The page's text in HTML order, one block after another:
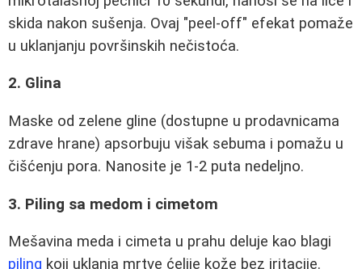
skida nakon sušenja. Ovaj "peel-off" efekat pomaže
u uklanjanju površinskih nečistoća.
2. Glina
Maske od zelene gline (dostupne u prodavnicama
zdrave hrane) apsorbuju višak sebuma i pomažu u
čišćenju pora. Nanosite je 1-2 puta nedeljno.
3. Piling sa medom i cimetom
Mešavina meda i cimeta u prahu deluje kao blagi
piling koji uklanja mrtve ćelije kože bez iritacije.